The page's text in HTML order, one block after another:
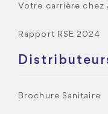
Votre carrière chez
Rapport RSE 2024
Brochure Sanitaire